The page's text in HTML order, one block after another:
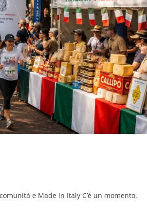
e Made in Italy C’è un momento,